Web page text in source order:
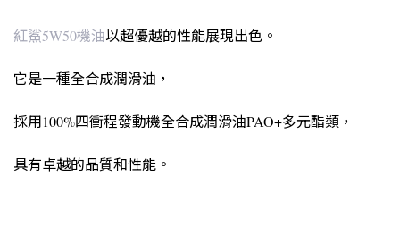
紅鯊5W50機油以超優越的性能展現出色。
它是一種全合成潤滑油，
採用100%四衝程發動機全合成潤滑油PAO+多元酯類，
具有卓越的品質和性能。